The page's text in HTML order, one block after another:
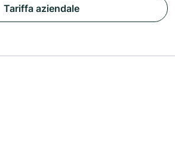
Tariffa aziendale